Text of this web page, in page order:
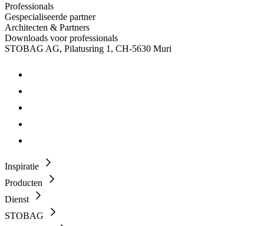
Professionals
Gespecialiseerde partner
Architecten & Partners
Downloads voor professionals
STOBAG AG, Pilatusring 1, CH-5630 Muri
Inspiratie
Producten
Dienst
STOBAG